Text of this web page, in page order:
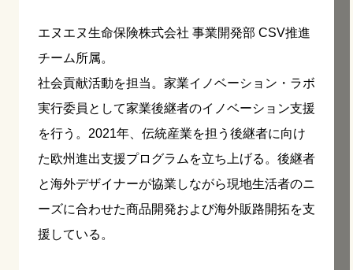
エヌエヌ生命保険株式会社 事業開発部 CSV推進
チーム所属。
社会貢献活動を担当。家業イノベーション・ラボ
実行委員として家業後継者のイノベーション支援
を行う。2021年、伝統産業を担う後継者に向け
た欧州進出支援プログラムを立ち上げる。後継者
と海外デザイナーが協業しながら現地生活者のニ
ーズに合わせた商品開発および海外販路開拓を支
援している。